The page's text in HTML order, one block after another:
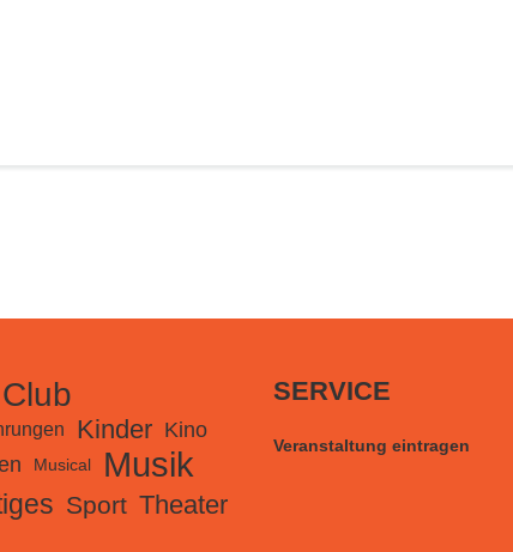
Kinder Kino
Musical Musik
Sport Theater
SERVICE
Veranstaltung eintragen